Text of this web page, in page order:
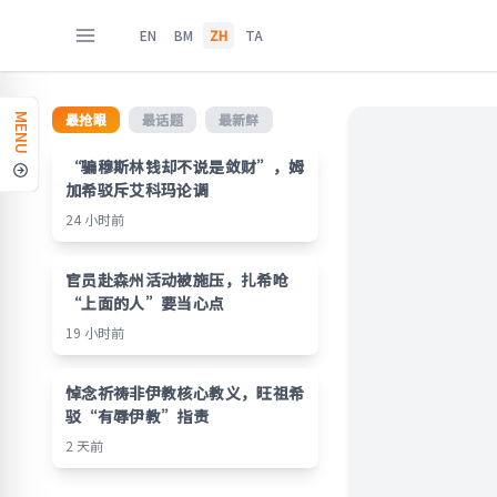
EN BM ZH TA
MENU 最抢眼 最话题 最新鲜
“骗穆斯林钱却不说是敛财”，姆
加希驳斥艾科玛论调
24 小时前
官员赴森州活动被施压，扎希呛
“上面的人”要当心点
19 小时前
悼念祈祷非伊教核心教义，旺祖希
驳“有辱伊教”指责
2 天前